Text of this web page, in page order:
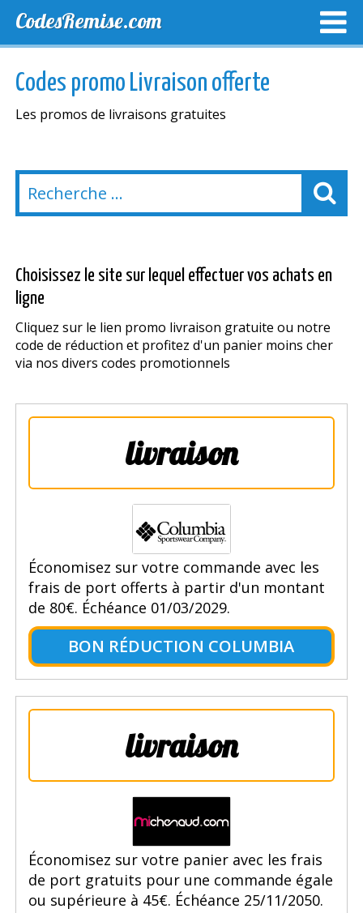
CodesRemise.com
NOUVELLES MAGASINS
Codes promo Livraison offerte
Les promos de livraisons gratuites
Choisissez le site sur lequel effectuer vos achats en
ligne
Cliquez sur le lien promo livraison gratuite ou notre
code de réduction et profitez d'un panier moins cher
via nos divers codes promotionnels
livraison
Économisez sur votre commande avec les
frais de port offerts à partir d'un montant
de 80€. Échéance 01/03/2029.
BON RÉDUCTION COLUMBIA
livraison
Économisez sur votre panier avec les frais
de port gratuits pour une commande égale
ou supérieure à 45€. Échéance 25/11/2050.